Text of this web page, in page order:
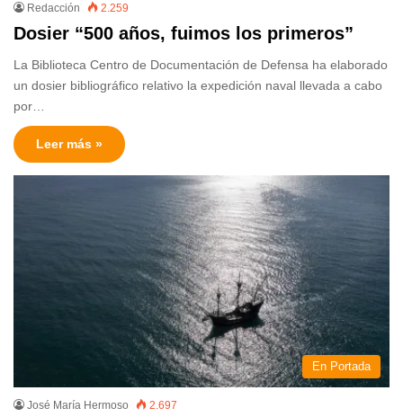
Redacción 2.259
Dosier “500 años, fuimos los primeros”
La Biblioteca Centro de Documentación de Defensa ha elaborado
un dosier bibliográfico relativo la expedición naval llevada a cabo
por…
Leer más »
En Portada
José María Hermoso 2.697